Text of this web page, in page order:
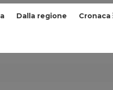
Dalla regione Cronaca